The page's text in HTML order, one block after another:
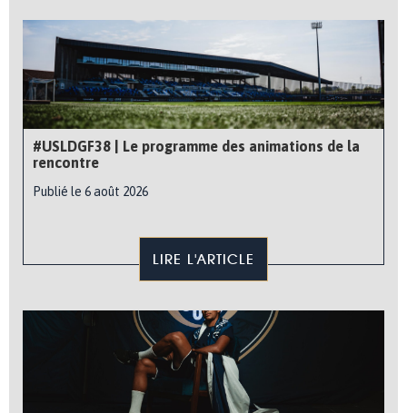
#USLDGF38 | Le programme des animations de la
rencontre
Publié le 6 août 2026
LIRE L'ARTICLE